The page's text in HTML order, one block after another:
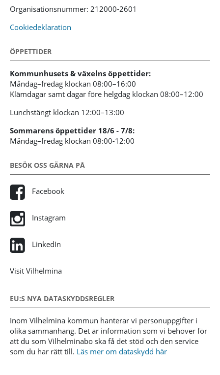
Organisationsnummer: 212000-2601
Cookiedeklaration
ÖPPETTIDER
Kommunhusets & växelns öppettider:
Måndag–fredag klockan 08:00–16:00
Klämdagar samt dagar före helgdag klockan 08:00–12:00
Lunchstängt klockan 12:00–13:00
Sommarens öppettider 18/6 - 7/8:
Måndag–fredag klockan 08:00-12:00
BESÖK OSS GÄRNA PÅ
Facebook
Instagram
LinkedIn
Visit Vilhelmina
EU:S NYA DATASKYDDSREGLER
Inom Vilhelmina kommun hanterar vi personuppgifter i
olika sammanhang. Det är information som vi behöver för
att du som Vilhelminabo ska få det stöd och den service
som du har rätt till. Läs mer om dataskydd här